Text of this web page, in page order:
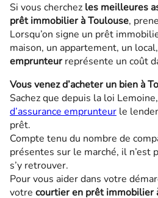
Si vous cherchez les meilleures
prêt immobilier à Toulouse,
Lorsqu’on signe un prêt
maison, un appartement, un local,
emprunteurreprésente un coût
Vous venez d’acheter un bien à
Sachez que depuis la loi Lemoine,
d’assurance emprunteur le
prêt.
Compte tenu du nombre de
présentes sur le marché, il n’est
s’y retrouver.
Pour vous aider dans votre
votre courtier en prêt immobilier